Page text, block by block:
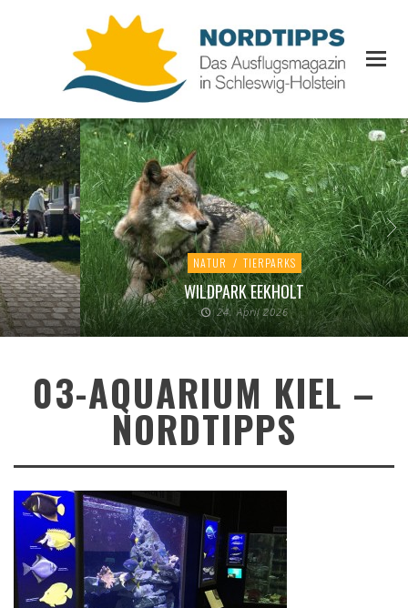
NATUR / TIERPARKS
WILDPARK EEKHOLT
24. April 2026
03-AQUARIUM KIEL –
NORDTIPPS